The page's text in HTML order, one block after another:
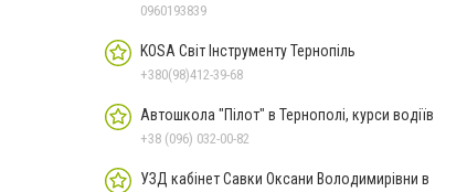
західні обл
0960193839
KOSA Світ Інструменту Тернопіль
+380(98)412-39-68
Автошкола "Пілот" в Тернополі, курси водіїв
+38 (096) 032-00-82
УЗД кабінет Савки Оксани Володимирівни в